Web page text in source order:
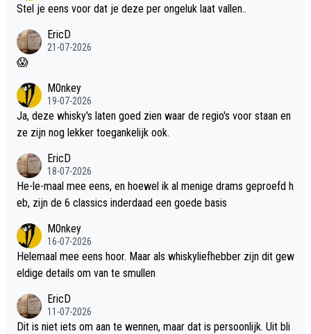
Stel je eens voor dat je deze per ongeluk laat vallen..
EricD
21-07-2026
😱
M0nkey
19-07-2026
Ja, deze whisky's laten goed zien waar de regio's voor staan en
ze zijn nog lekker toegankelijk ook.
EricD
18-07-2026
He-le-maal mee eens, en hoewel ik al menige drams geproefd h
eb, zijn de 6 classics inderdaad een goede basis
M0nkey
16-07-2026
Helemaal mee eens hoor. Maar als whiskyliefhebber zijn dit gew
eldige details om van te smullen
EricD
11-07-2026
Dit is niet iets om aan te wennen, maar dat is persoonlijk. Uit bli